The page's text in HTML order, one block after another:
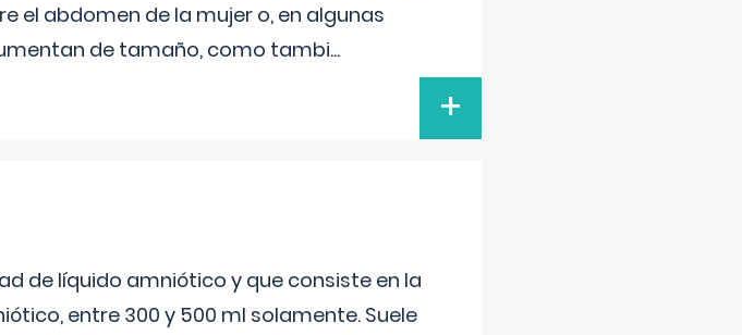
el abdomen de la mujer o, en algunas
de tamaño, como tambi...
+
de líquido amniótico y que consiste en la
entre 300 y 500 ml solamente. Suele